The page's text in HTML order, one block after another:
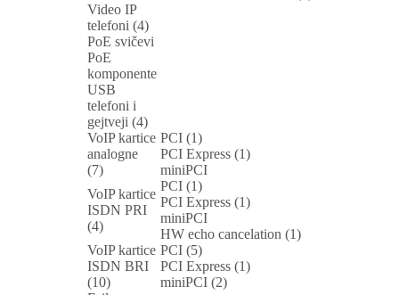
Video IP
telefoni (4)
PoE svičevi
PoE
komponente
USB
telefoni i
gejtveji (4)
VoIP kartice
analogne
(7)
PCI (1)
PCI Express (1)
miniPCI
VoIP kartice
ISDN PRI
(4)
PCI (1)
PCI Express (1)
miniPCI
HW echo cancelation (1)
VoIP kartice
ISDN BRI
(10)
PCI (5)
PCI Express (1)
miniPCI (2)